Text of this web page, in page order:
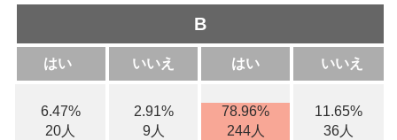
B
はい いいえ はい いいえ
6.47%
20人
2.91%
9人
78.96%
244人
11.65%
36人